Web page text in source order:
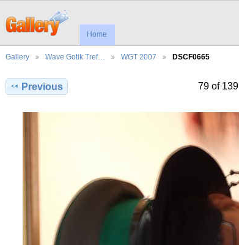
Home
Gallery Wave Gotik Tref… WGT 2007 DSCF0665
Previous 79 of 139